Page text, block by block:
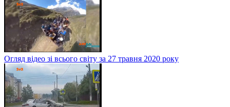
Огляд відео зі всього світу за 27 травня 2020 року